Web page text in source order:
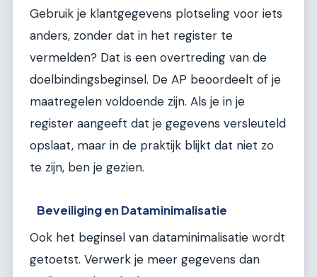
Gebruik je klantgegevens plotseling voor iets
anders, zonder dat in het register te
vermelden? Dat is een overtreding van de
doelbindingsbeginsel. De AP beoordeelt of je
maatregelen voldoende zijn. Als je in je
register aangeeft dat je gegevens versleuteld
opslaat, maar in de praktijk blijkt dat niet zo
te zijn, ben je gezien.
Beveiliging en Dataminimalisatie
Ook het beginsel van dataminimalisatie wordt
getoetst. Verwerk je meer gegevens dan